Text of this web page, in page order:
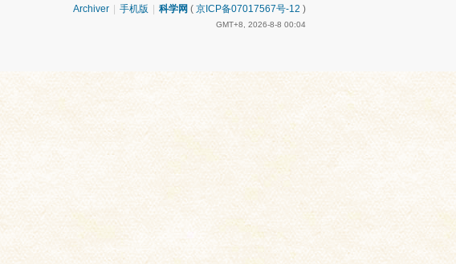
Archiver 手机版 科学网 ( 京ICP备07017567号-12 )
GMT+8, 2026-8-8 00:04